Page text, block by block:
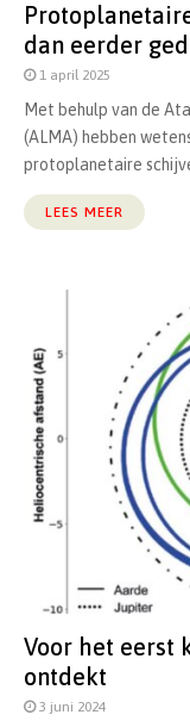
dan eerder
1 april 2025
Met behulp van de
(ALMA) hebben
protoplanetaire
LEES MEER
Voor het eerst
ontdekt
3 juni 2024